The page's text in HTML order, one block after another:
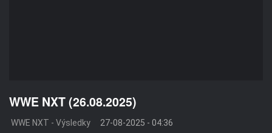
WWE NXT (26.08.2025)
WWE NXT - Výsledky 27-08-2025 - 04:36